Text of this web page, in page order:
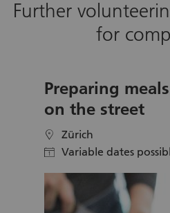
volunteer work.
Further
for
Preparing
on the street
location Zürich
calendar Variable dates